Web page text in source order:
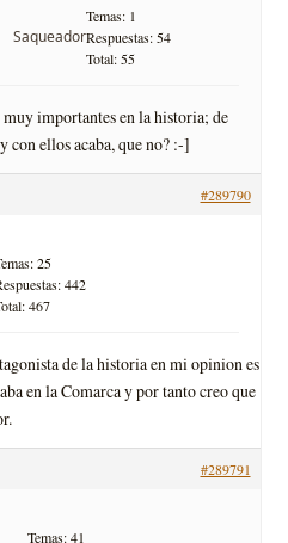
Saqueador
Temas: 1
Respuestas: 54
Total: 55
importantes en la historia; de
con ellos acaba, que no? :-]
#289790
25
442
467
de la historia en mi opinion es
en la Comarca y por tanto creo que
#289791
Temas: 41